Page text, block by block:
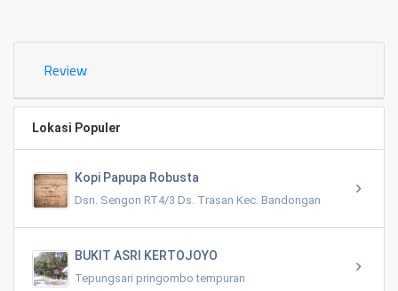
Review
Lokasi Populer
Kopi Papupa Robusta
Dsn. Sengon RT4/3 Ds. Trasan Kec. Bandongan
BUKIT ASRI KERTOJOYO
Tepungsari pringombo tempuran